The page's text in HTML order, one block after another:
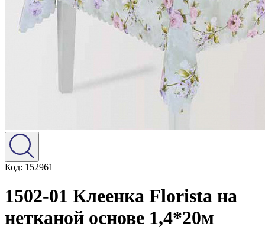
Код: 152961
1502-01 Клеенка Florista на
нетканой основе 1,4*20м